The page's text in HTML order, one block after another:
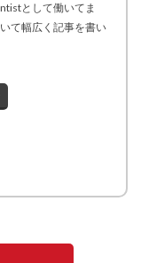
として働いてま
て幅広く記事を書い